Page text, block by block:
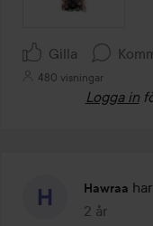
Gilla
480 visningar
Logga in
Hawraa
2 år
Inlägget